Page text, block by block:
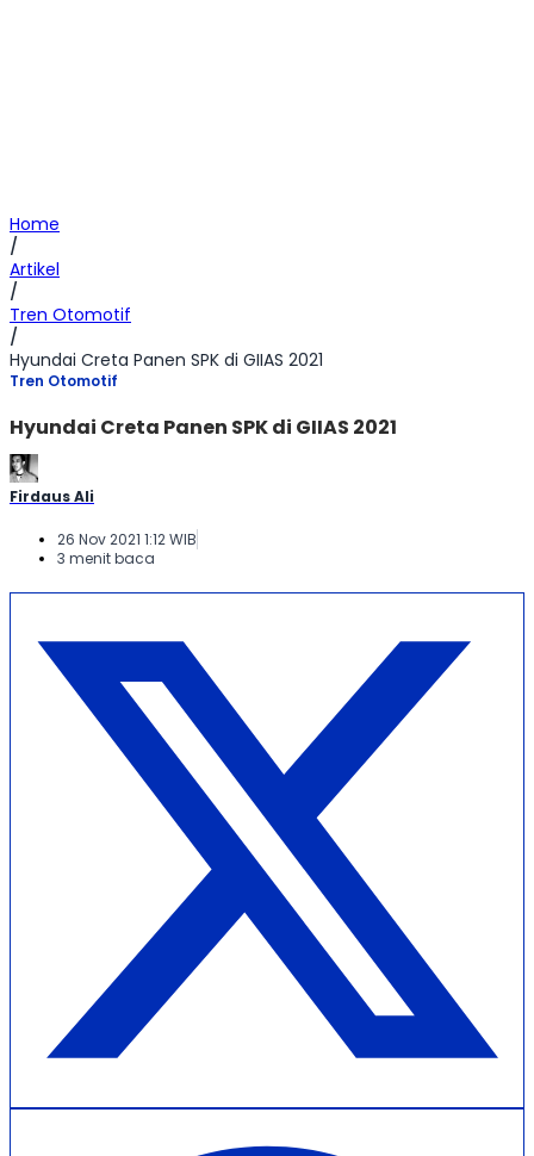
Home
/
Artikel
/
Tren Otomotif
/
Hyundai Creta Panen SPK di GIIAS 2021
Tren Otomotif
Hyundai Creta Panen SPK di GIIAS 2021
Firdaus Ali
26 Nov 2021 1:12 WIB
3 menit baca